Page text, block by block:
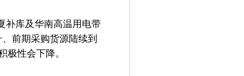
补库及华南高温用电带
前期采购货源陆续到
极性会下降。